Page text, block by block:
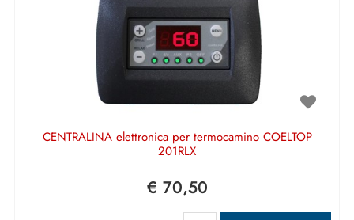
CENTRALINA elettronica per termocamino COELTOP
201RLX
€ 70,50